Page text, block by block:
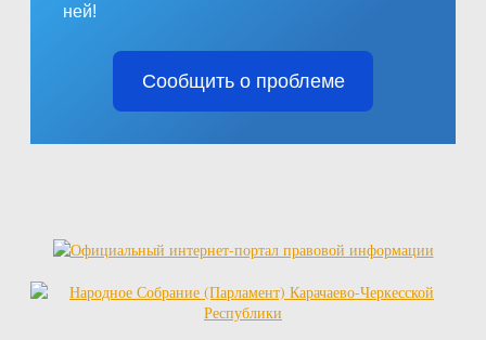
ней!
Сообщить о проблеме